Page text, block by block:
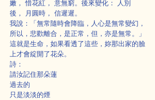
嫩， 惜花紅， 意無窮。後來變化： 人別
後， 月圓時， 信遲遲。
我說：「無常隨時會降臨，人心是無常變幻，
所以，悲歡離合，是正常，但，亦是無常。」
這就是生命，如果看透了這些，妳那出家的臉
上才會綻開了花朵。
詩：
請汝記住那朵蓮
過去的
只是淡淡的煙